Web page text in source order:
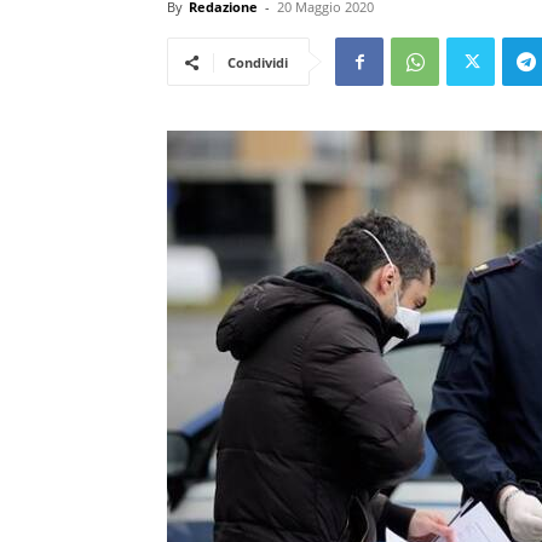
By Redazione - 20 Maggio 2020
Condividi